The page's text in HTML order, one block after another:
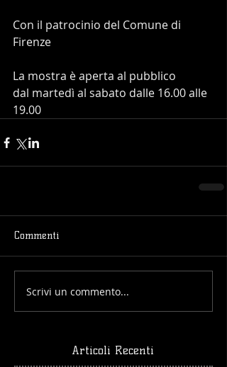
Con il patrocinio del Comune di
Firenze
La mostra è aperta al pubblico
dal martedì al sabato dalle 16.00 alle
19.00
Commenti
Scrivi un commento...
Articoli Recenti